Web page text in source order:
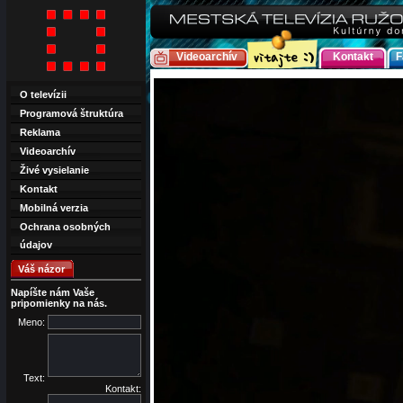
Videoarchív Kontakt
O televízii
Programová štruktúra
Reklama
Videoarchív
Živé vysielanie
Kontakt
Mobilná verzia
Ochrana osobných
údajov
Váš názor
Napíšte nám Vaše
pripomienky na nás.
Meno:
Text:
Kontakt: